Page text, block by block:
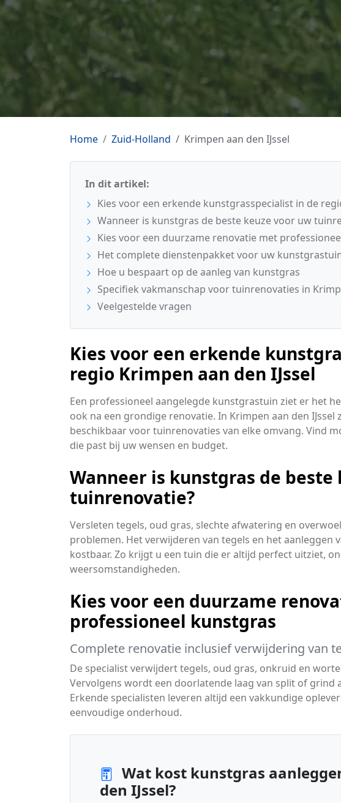
Home Zuid-Holland Krimpen aan den IJssel
In dit artikel:
Kies voor een erkende kunstgrasspecialist in de
Wanneer is kunstgras de beste keuze voor uw
Kies voor een duurzame renovatie met
Het complete dienstenpakket voor uw
Hoe u bespaart op de aanleg van kunstgras
Specifiek vakmanschap voor tuinrenovaties in
Veelgestelde vragen
Kies voor een erkende
regio Krimpen aan den IJssel
Een professioneel aangelegde kunstgrastuin ziet er het
ook na een grondige renovatie. In Krimpen aan den
beschikbaar voor tuinrenovaties van elke omvang. Vind
die past bij uw wensen en budget.
Wanneer is kunstgras de beste
tuinrenovatie?
Versleten tegels, oud gras, slechte afwatering en
problemen. Het verwijderen van tegels en het aanleggen
kostbaar. Zo krijgt u een tuin die er altijd perfect uitziet,
weersomstandigheden.
Kies voor een duurzame
professioneel kunstgras
Complete renovatie inclusief verwijdering van
De specialist verwijdert tegels, oud gras, onkruid en
Vervolgens wordt een doorlatende laag van split of
Erkende specialisten leveren altijd een vakkundige
eenvoudige onderhoud.
Wat kost kunstgras
den IJssel?